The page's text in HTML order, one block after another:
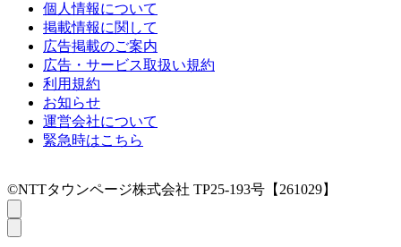
個人情報について
掲載情報に関して
広告掲載のご案内
広告・サービス取扱い規約
利用規約
お知らせ
運営会社について
緊急時はこちら
©NTTタウンページ株式会社 TP25-193号【261029】